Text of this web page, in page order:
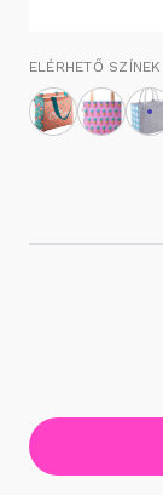
ELÉRHETŐ SZÍNEK